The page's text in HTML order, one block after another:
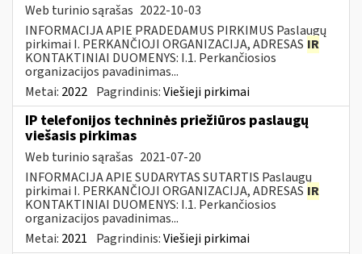
Web turinio sąrašas 2022-10-03
INFORMACIJA APIE PRADEDAMUS PIRKIMUS Paslaugų
pirkimai I. PERKANČIOJI ORGANIZACIJA, ADRESAS IR
KONTAKTINIAI DUOMENYS: I.1. Perkančiosios
organizacijos pavadinimas...
Metai: 2022 Pagrindinis:Viešieji pirkimai
IP telefonijos techninės priežiūros paslaugų
viešasis pirkimas
Web turinio sąrašas 2021-07-20
INFORMACIJA APIE SUDARYTAS SUTARTIS Paslaugų
pirkimai I. PERKANČIOJI ORGANIZACIJA, ADRESAS IR
KONTAKTINIAI DUOMENYS: I.1. Perkančiosios
organizacijos pavadinimas...
Metai: 2021 Pagrindinis:Viešieji pirkimai